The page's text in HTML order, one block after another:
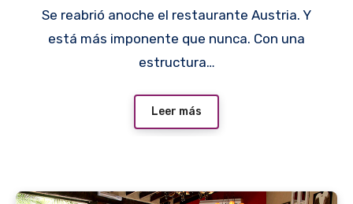
Se reabrió anoche el restaurante Austria. Y
está más imponente que nunca. Con una
estructura…
Leer más